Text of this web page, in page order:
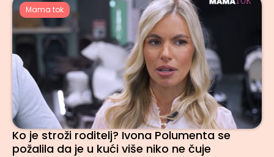
Mama tok
Ko je stroži roditelj? Ivona Polumenta se
požalila da je u kući više niko ne čuje